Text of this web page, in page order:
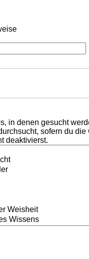
in denen gesucht
sofern du die
deaktivierst.